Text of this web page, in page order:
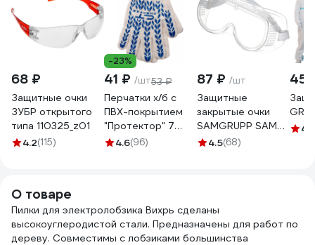
68 ₽
Защитные очки
ЗУБР открытого
типа 110325_z01
4.2(115)
-23%
41 ₽ /шт53 ₽
Перчатки х/б с
ПВХ-покрытием
"Протектор" 7
класс СИБРТЕХ
4.6(96)
87 ₽ /шт
Защитные
закрытые очки
SAMGRUPP SAMC-
073000001
4.5(68)
4.6
О товаре
Пилки для электролобзика Вихрь сделаны
высокоуглеродистой стали. Предназначены для работ по
дереву. Совместимы с лобзиками большинства